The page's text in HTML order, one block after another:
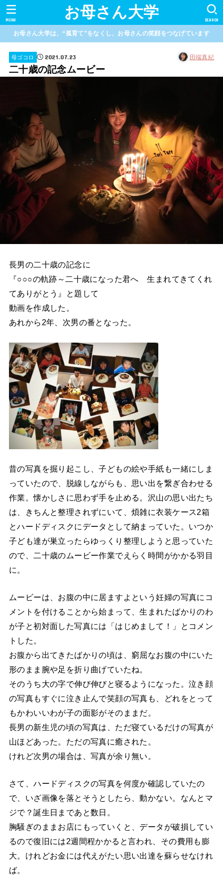
お母さん大学 SEARCH
MENU
お母さん大学は、“孤育て”をなくし、お母さんの笑顔をつなげています
母ゴコロ 2021.07.23 田端真紀
二十歳の記念ムービー
長男の二十歳の記念に
『○○○の軌跡～二十歳になった君へ 生まれてきてくれ
てありがとう』と題して
動画を作成した。
あれから2年、次男の番となった。
昔の写真を掘り起こし、子どもの絵や手紙も一緒にしま
っていたので、脱線しながらも、思い出を繋ぎ合わせる
作業。懐かしさに思わず手を止める。沢山の思い出たち
は、きちんと整理されずにいて、煩雑に衣装ケース2箱
とハードディスクにデータとして納まっていた。いつか
子ども達が巣立ったらゆっくり整理しようと思っていた
ので、二十歳のムービー作業でえらく時間がかかる羽目
に。
ムービーは、お腹の中に居ますよという妊婦の写真にコ
メントを付けることから始まって、生まれたばかりのわ
が子と初対面した写真には「はじめまして！」とコメン
トした。
お腹から出てきたばかりの頃は、窮屈なお腹の中にいた
形のまま腕や足を折り曲げていたね。
そのうち大の字で伸び伸びと寝るようになった。泣き顔
の写真もすぐに泣き止んで笑顔の写真も、どれをとって
もかわいいわが子の面影がそのままだ。
長男の新生児の頃の写真は、ただ寝ているだけの写真が
山ほどあった。ただの写真に癒された。
けれど次男の場合は、写真が余り無い。
さて、ハードディスクの写真を何度か確認していたの
で、いざ画像を落とそうとしたら、動かない。なんとマ
ジで？誕生日まであと数日。
胸騒ぎのままお店にもっていくと、データが破損してい
るので復旧には2週間程かかると言われ、その費用も膨
大。けれどお金には代えがたい思い出達を蘇らせなけれ
ば。